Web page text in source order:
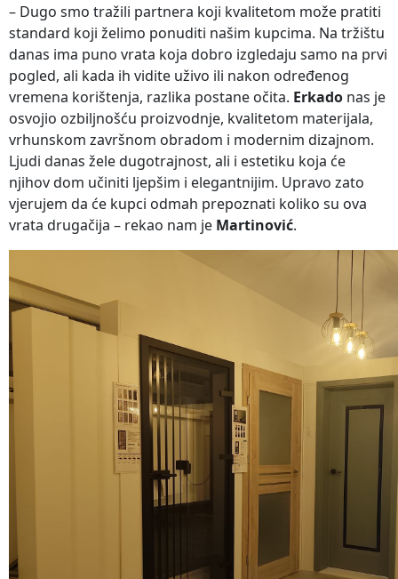
– Dugo smo tražili partnera koji kvalitetom može pratiti
standard koji želimo ponuditi našim kupcima. Na tržištu
danas ima puno vrata koja dobro izgledaju samo na prvi
pogled, ali kada ih vidite uživo ili nakon određenog
vremena korištenja, razlika postane očita. Erkado nas je
osvojio ozbiljnošću proizvodnje, kvalitetom materijala,
vrhunskom završnom obradom i modernim dizajnom.
Ljudi danas žele dugotrajnost, ali i estetiku koja će
njihov dom učiniti ljepšim i elegantnijim. Upravo zato
vjerujem da će kupci odmah prepoznati koliko su ova
vrata drugačija – rekao nam je Martinović.